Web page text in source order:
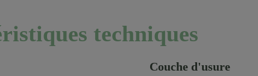
techniques
Couche d'usure